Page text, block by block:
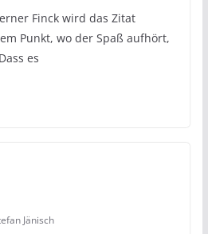
Finck wird das Zitat
Punkt, wo der Spaß aufhört,
es
Jänisch